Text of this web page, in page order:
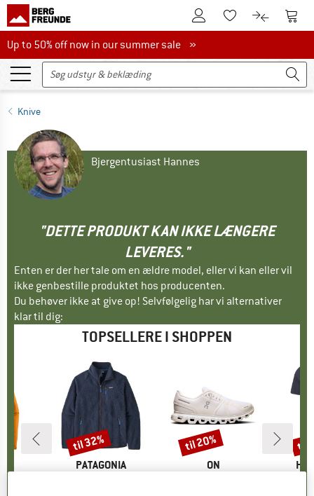
Til kundekontoenTil huskesedlen.
Til Til
Up to 50% off now in our summer sale
Up to 50% off now in our summer sale »
Knive
Bjergentusiast Hannes
"DETTE PRODUKT KAN IKKE LÆNGERE
LEVERES."
Enten er der her tale om en ældre model, eller vi kan eller vil
ikke genbestille produktet hos producenten.
Du behøver ikke at give op! Selvfølgelig har vi alternativer
klar til dig:
TOPSELLERE I SHOPPEN
MÆRKE
PATAGONIA
Rabat
til 32%
MÆRKE
ON
Rabat
til 20% til